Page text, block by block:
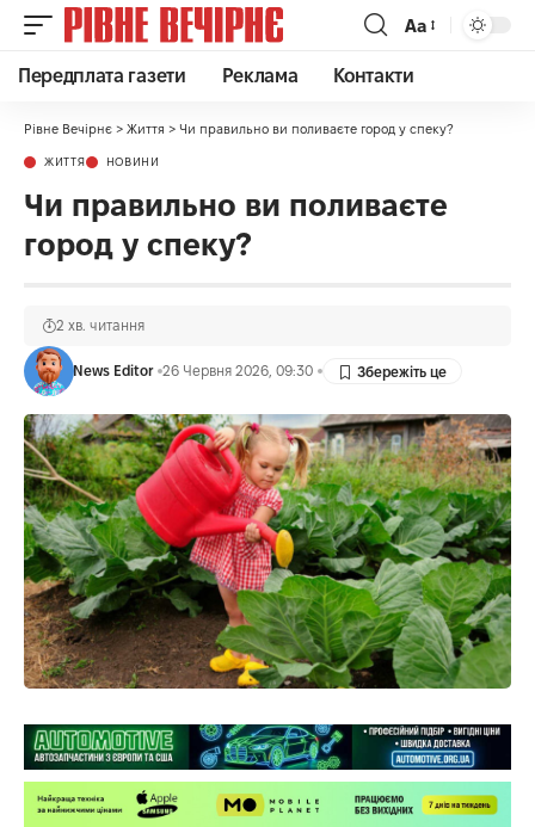
Аа
Передплата газети Реклама Контакти
Рівне Вечірнє > Життя > Чи правильно ви поливаєте город у спеку?
ЖИТТЯ НОВИНИ
Чи правильно ви поливаєте
город у спеку?
News Editor 26 Червня 2026, 09:30
2 хв. читання